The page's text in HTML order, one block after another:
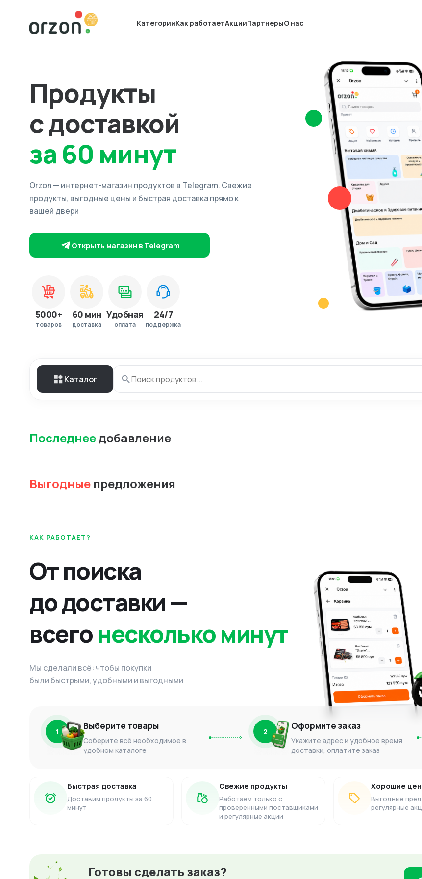
КатегорииКак работаетАкцииПартнерыО нас
Продукты
с доставкой
за 60 минут
Orzon — интернет-магазин продуктов в Telegram. Свежие
продукты, выгодные цены и быстрая доставка прямо к
вашей двери
Открыть магазин в Telegram
5000+
товаров
60 мин
доставка
Удобная
оплата
24/7
поддержка
Каталог
Последнеедобавление
Выгодные предложения
КАК РАБОТАЕТ?
От поиска
до доставки —
всегонесколько минут
Мы сделали всё: чтобы покупки
были быстрыми, удобными и выгодными
1 Выберите товары
Соберите всё необходимое в
удобном каталоге
2 Оформите заказ
Укажите адрес и удобное время
доставки, оплатите заказ
Быстрая доставка
Доставим продукты за 60
минут
Свежие продукты
Работаем только с
проверенными поставщиками
и регулярные акции
Хорошие
Выгодные
регулярные
Готовы сделать заказ?